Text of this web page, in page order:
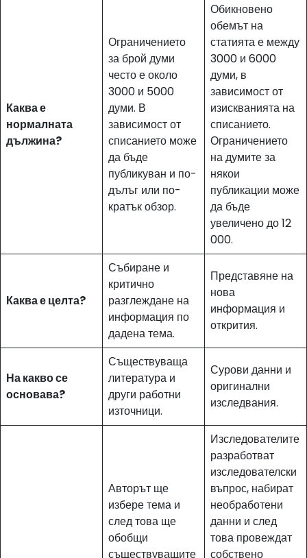
Каква е
нормалната
дължина?
Ограничението
за брой думи
често е около
3000 и 5000
думи. В
зависимост от
списанието може
да бъде
публикуван и по-
дълъг или по-
кратък обзор.
Обикновено
обемът на
статията е между
3000 и 6000
думи, в
зависимост от
изискванията на
списанието.
Ограничението
на думите за
някои
публикации може
да бъде
увеличено до 12
000.
Каква е целта?
Събиране и
критично
разглеждане на
информация по
дадена тема.
Представяне на
нова
информация и
открития.
На какво се
основава?
Съществуваща
литература и
други работни
източници.
Сурови данни и
оригинални
изследвания.
Авторът ще
избере тема и
след това ще
обобщи
съществуващите
Изследователите
разработват
изследователски
въпрос, набират
необработени
данни и след
това провеждат
собствено